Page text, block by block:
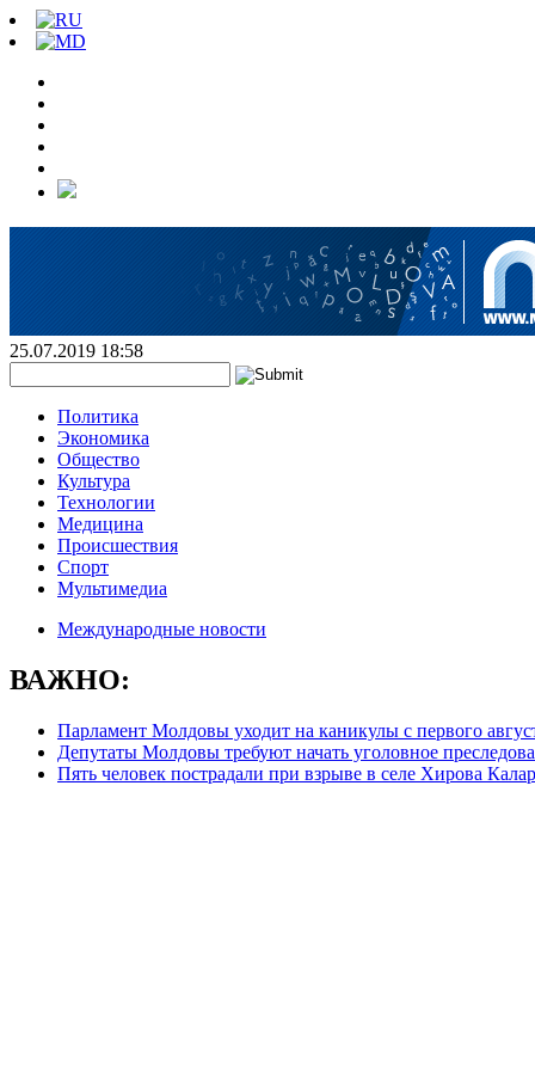
25.07.2019 18:58
Политика
Экономика
Общество
Культура
Технологии
Медицина
Происшествия
Спорт
Мультимедиа
Международные новости
ВАЖНО:
Парламент Молдовы уходит на каникулы с первого
Депутаты Молдовы требуют начать уголовное
Пять человек пострадали при взрыве в селе Хирова